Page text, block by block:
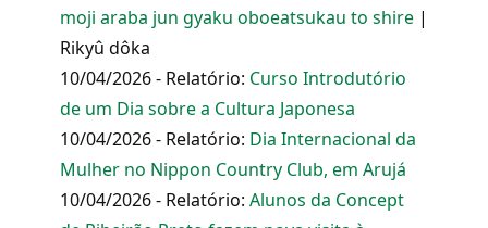
moji araba jun gyaku oboeatsukau to shire |
Rikyû dôka
10/04/2026 - Relatório: Curso Introdutório
de um Dia sobre a Cultura Japonesa
10/04/2026 - Relatório: Dia Internacional da
Mulher no Nippon Country Club, em Arujá
10/04/2026 - Relatório: Alunos da Concept